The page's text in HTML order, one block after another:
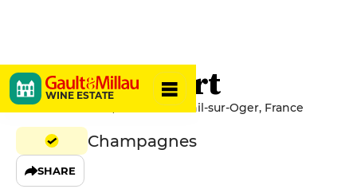
WINE ESTATE
André Robert
15 Rue de l'Orme, 51190 Le Mesnil-sur-Oger, France
Champagnes
SHARE